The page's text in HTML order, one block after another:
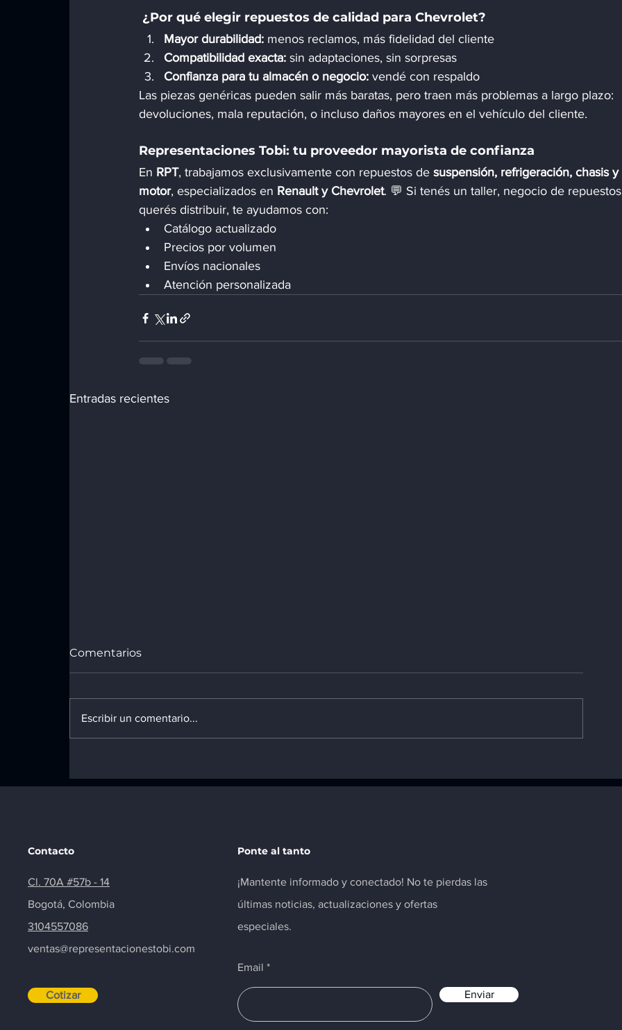
¿Por qué elegir repuestos de calidad para Chevrolet?
Mayor durabilidad: menos reclamos, más fidelidad del cliente
Compatibilidad exacta: sin adaptaciones, sin sorpresas
Confianza para tu almacén o negocio: vendé con respaldo
Las piezas genéricas pueden salir más baratas, pero traen más problemas a largo plazo:
devoluciones, mala reputación, o incluso daños mayores en el vehículo del cliente.
Representaciones Tobi: tu proveedor mayorista de confianza
En RPT, trabajamos exclusivamente con repuestos de suspensión, refrigeración, chasis y
motor, especializados en Renault y Chevrolet. 💬 Si tenés un taller, negocio de
querés distribuir, te ayudamos con:
Catálogo actualizado
Precios por volumen
Envíos nacionales
Atención personalizada
Entradas recientes
Los 5 repuestos de
impulsa el rendimiento de
Marca TR
Comentarios
Escribir un comentario...
Contacto
Cl. 70A #57b - 14
Bogotá, Colombia
3104557086
ventas@representacionestobi.com
Cotizar
Ponte al tanto
¡Mantente informado y conectado! No te pierdas las
últimas noticias, actualizaciones y ofertas
especiales.
Email
Enviar